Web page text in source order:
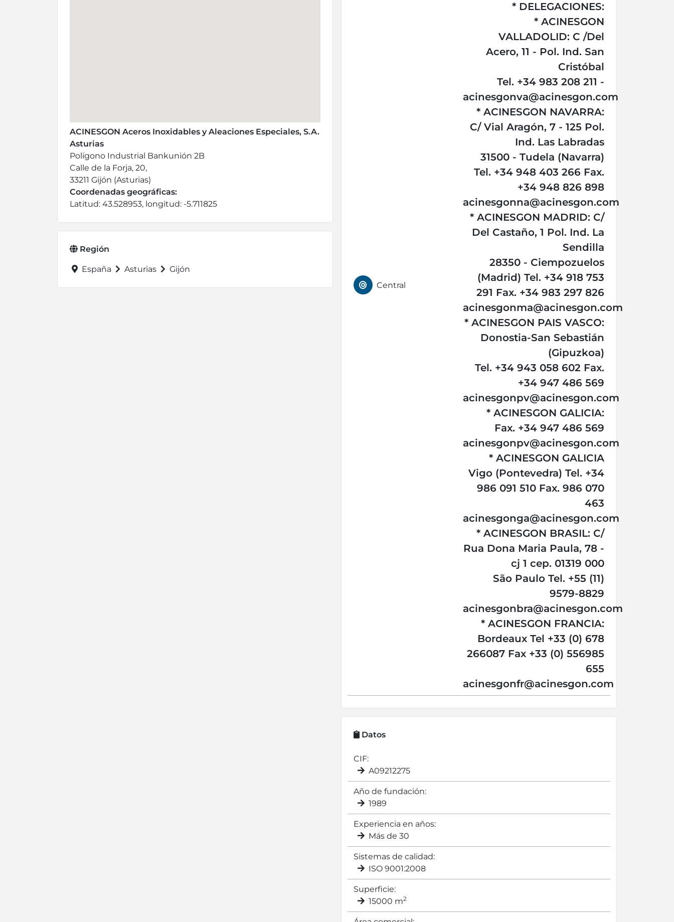
ACINESGON Aceros Inoxidables y Aleaciones Especiales, S.A.
Asturias
Polígono Industrial Bankunión 2B
Calle de la Forja, 20,
33211 Gijón (Asturias)
Coordenadas geográficas:
Latitud: 43.528953, longitud: -5.711825
Región
España Asturias Gijón
Central
* DELEGACIONES:
* ACINESGON
VALLADOLID: C /Del
Acero, 11 - Pol. Ind. San
Cristóbal
Tel. +34 983 208 211 -
acinesgonva@acinesgon.com
* ACINESGON NAVARRA:
C/ Vial Aragón, 7 - 125 Pol.
Ind. Las Labradas
31500 - Tudela (Navarra)
Tel. +34 948 403 266 Fax.
+34 948 826 898
acinesgonna@acinesgon.com
* ACINESGON MADRID: C/
Del Castaño, 1 Pol. Ind. La
Sendilla
28350 - Ciempozuelos
(Madrid) Tel. +34 918 753
291 Fax. +34 983 297 826
acinesgonma@acinesgon.com
* ACINESGON PAIS VASCO:
Donostia-San Sebastián
(Gipuzkoa)
Tel. +34 943 058 602 Fax.
+34 947 486 569
acinesgonpv@acinesgon.com
* ACINESGON GALICIA:
Fax. +34 947 486 569
acinesgonpv@acinesgon.com
* ACINESGON GALICIA
Vigo (Pontevedra) Tel. +34
986 091 510 Fax. 986 070
463
acinesgonga@acinesgon.com
* ACINESGON BRASIL: C/
Rua Dona Maria Paula, 78 -
cj 1 cep. 01319 000
São Paulo Tel. +55 (11)
9579-8829
acinesgonbra@acinesgon.com
* ACINESGON FRANCIA:
Bordeaux Tel +33 (0) 678
266087 Fax +33 (0) 556985
655
acinesgonfr@acinesgon.com
Datos
CIF:
A09212275
Año de fundación:
1989
Experiencia en años:
Más de 30
Sistemas de calidad:
ISO 9001:2008
Superficie:
15000 m2